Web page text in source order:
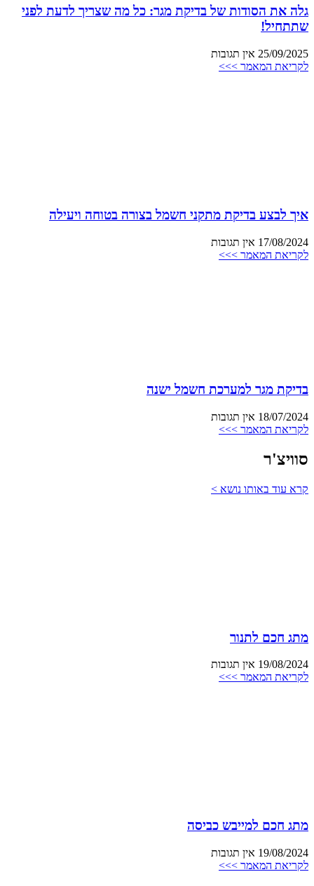
גלה את הסודות של בדיקת מגר: כל מה שצריך לדעת לפני
שתתחיל!
25/09/2025 אין תגובות
לקריאת המאמר >>>
איך לבצע בדיקת מתקני חשמל בצורה בטוחה ויעילה
17/08/2024 אין תגובות
לקריאת המאמר >>>
בדיקת מגר למערכת חשמל ישנה
18/07/2024 אין תגובות
לקריאת המאמר >>>
סוויצ'ר
קרא עוד באותו נושא >
מתג חכם לתנור
19/08/2024 אין תגובות
לקריאת המאמר >>>
מתג חכם למייבש כביסה
19/08/2024 אין תגובות
לקריאת המאמר >>>